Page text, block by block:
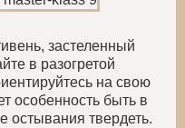
застеленный
в разогретой
на свою
особенность быть в
остывания твердеть.